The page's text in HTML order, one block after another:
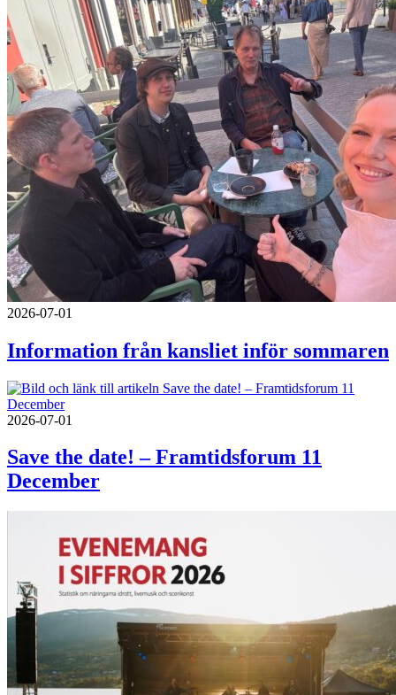
2026-07-01
Information från kansliet inför sommaren
2026-07-01
Save the date! – Framtidsforum 11
December